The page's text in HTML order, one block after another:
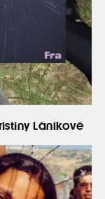
Láníkové